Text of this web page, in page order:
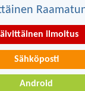
ilmoitus
Sähköposti
Android